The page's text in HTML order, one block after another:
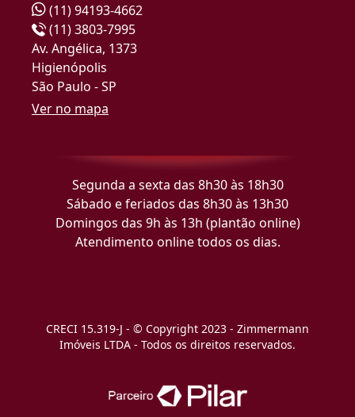
(11) 94193-4662
(11) 3803-7995
Av. Angélica, 1373
Higienópolis
São Paulo - SP
Ver no mapa
Segunda a sexta das 8h30 às 18h30
Sábado e feriados das 8h30 às 13h30
Domingos das 9h às 13h (plantão online)
Atendimento online todos os dias.
CRECI 15.319-J - © Copyright 2023 - Zimmermann
Imóveis LTDA - Todos os direitos reservados.